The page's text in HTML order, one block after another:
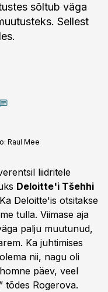
sõltub väga
Sellest
Raul Mee
liidritele
Deloitte'i Tšehhi
Deloitte'is otsitakse
tulla. Viimase aja
palju muutunud,
Ka juhtimises
nii, nagu oli
päev, veel
tõdes Rogerova.